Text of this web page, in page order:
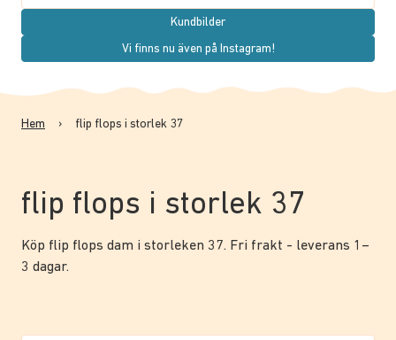
Kundbilder
Vi finns nu även på Instagram!
Hem › flip flops i storlek 37
flip flops i storlek 37
Köp flip flops dam i storleken 37. Fri frakt - leverans 1–
3 dagar.